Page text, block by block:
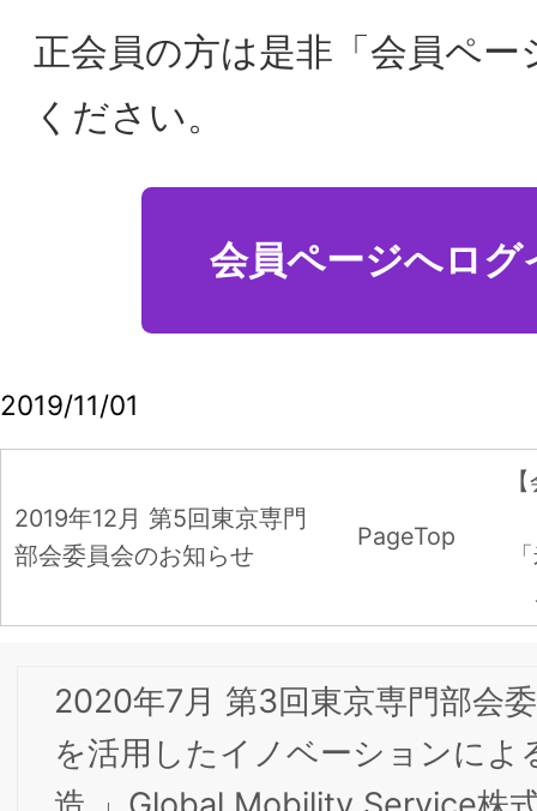
2019年12月 第5回東京専門
PageTop
【会員限定】2019年6
3回東京専門部会委
2020年7月 第3回東京専門部会委員会 「
造 」Global Mobility Service株式会社 中島 徳至
会 「アメリカにおけるリテールイノベーショ
2020年6月22日 第2回東京専門部会委員会 オン
ライン開催のお知らせ
【会員限定】2020年5月 第1回東京専門部会委員
財・商標の役割～2030年”デジタル企業”実現に
向けた成長戦略と知財～」
【会員限定】2020年4月 第8回東京専門部会委